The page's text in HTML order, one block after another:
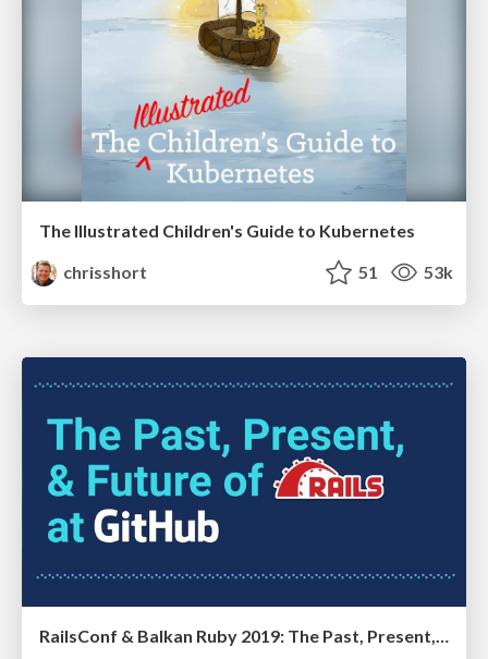
The Illustrated Children's Guide to Kubernetes
chrisshort
51 53k
RailsConf & Balkan Ruby 2019: The Past, Present, and Future of Rails at GitHub